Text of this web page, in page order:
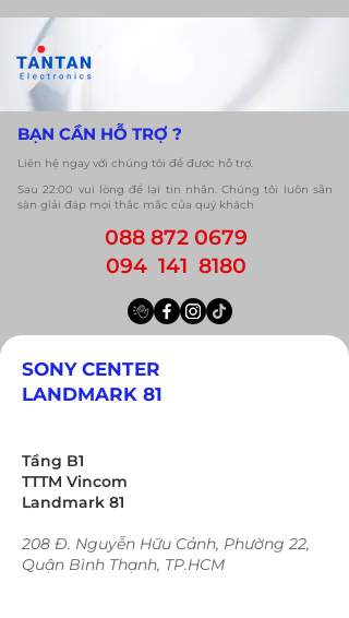
​BẠN CẦN HỖ TRỢ ?
Liên hệ ngay với chúng tôi để được hỗ trợ.
​Sau 22:00 vui lòng để lại tin nhắn. Chúng tôi luôn sẵn
sàn giải đáp mọi thắc mắc của quý khách
088 872 0679
094 141 8180
SONY CENTER
LANDMARK 81
Tầng B1
TTTM Vincom
Landmark 81
208 Đ. Nguyễn Hữu Cảnh, Phường 22,
Quận Bình Thạnh, TP.HCM